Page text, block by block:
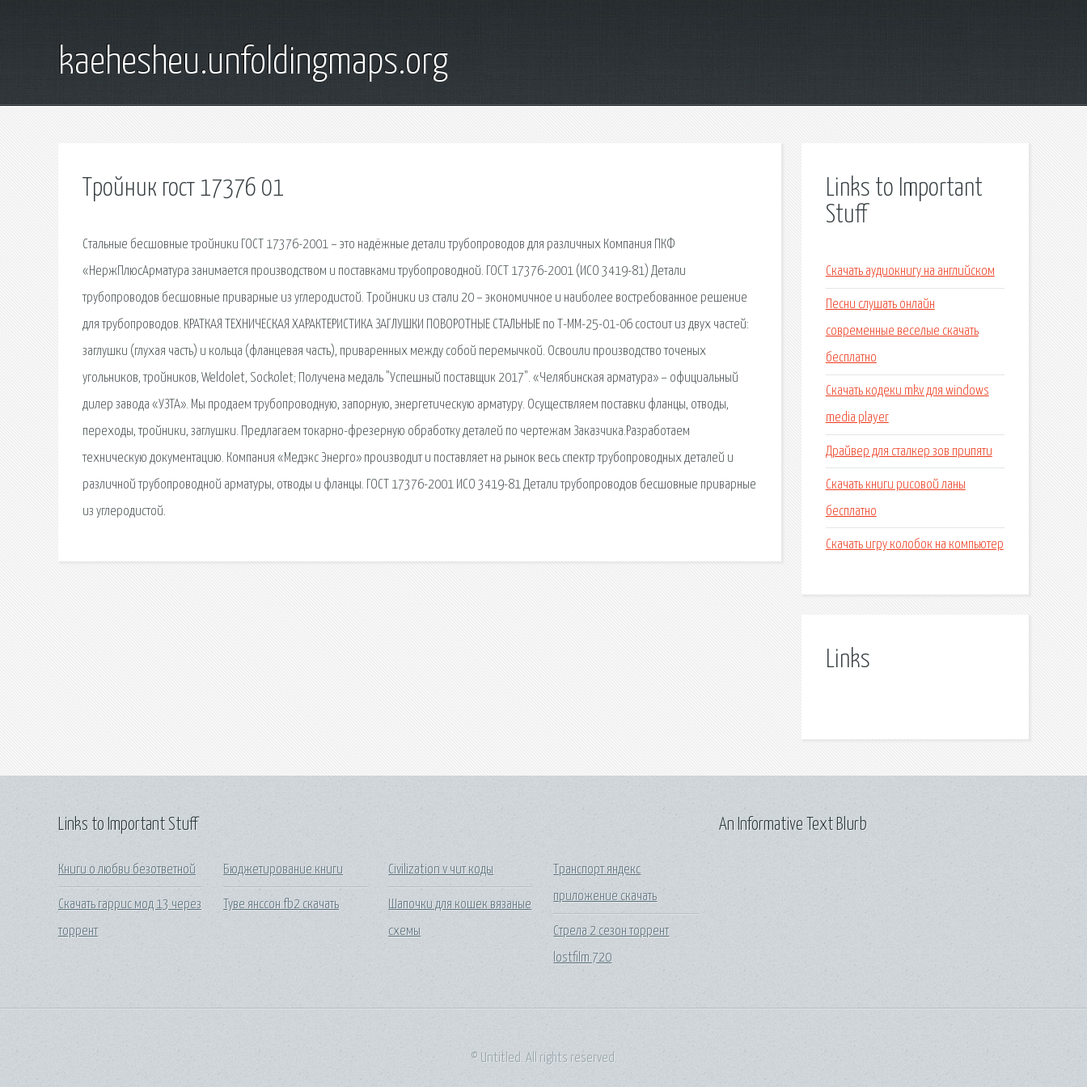
kaehesheu.unfoldingmaps.org
Тройник гост 17376 01
Стальные бесшовные тройники ГОСТ 17376-2001 – это надёжные детали трубопроводов для различных Компания ПКФ
«НержПлюсАрматура занимается производством и поставками трубопроводной. ГОСТ 17376-2001 (ИСО 3419-81) Детали
трубопроводов бесшовные приварные из углеродистой. Тройники из стали 20 – экономичное и наиболее востребованное решение
для трубопроводов. КРАТКАЯ ТЕХНИЧЕСКАЯ ХАРАКТЕРИСТИКА ЗАГЛУШКИ ПОВОРОТНЫЕ СТАЛЬНЫЕ по Т-ММ-25-01-06 состоит из двух частей:
заглушки (глухая часть) и кольца (фланцевая часть), приваренных между собой перемычкой. Освоили производство точеных
угольников, тройников, Weldolet, Sockolet; Получена медаль "Успешный поставщик 2017". «Челябинская арматура» – официальный
дилер завода «УЗТА». Мы продаем трубопроводную, запорную, энергетическую арматуру. Осуществляем поставки фланцы, отводы,
переходы, тройники, заглушки. Предлагаем токарно-фрезерную обработку деталей по чертежам Заказчика.Разработаем
техническую документацию. Компания «Медэкс Энерго» производит и поставляет на рынок весь спектр трубопроводных деталей и
различной трубопроводной арматуры, отводы и фланцы. ГОСТ 17376-2001 ИСО 3419-81 Детали трубопроводов бесшовные приварные
из углеродистой.
Links to Important
Stuff
Скачать аудиокнигу на английском
Песни слушать онлайн
современные веселые скачать
бесплатно
Скачать кодеки mkv для windows
media player
Драйвер для сталкер зов припяти
Скачать книги рисовой ланы
бесплатно
Скачать игру колобок на компьютер
Links
Links to Important Stuff
Книги о любви безответной
Скачать гаррис мод 13 через
торрент
Бюджетирование книги
Туве янссон fb2 скачать
Civilization v чит коды
Шапочки для кошек вязаные
схемы
Транспорт яндекс
приложение скачать
Стрела 2 сезон торрент
lostfilm 720
An Informative Text Blurb
© Untitled. All rights reserved.